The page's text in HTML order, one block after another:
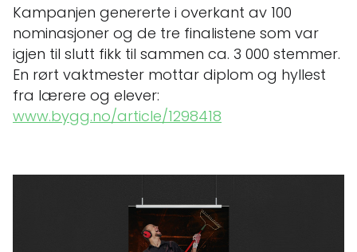
Kampanjen genererte i overkant av 100
nominasjoner og de tre finalistene som var
igjen til slutt fikk til sammen ca. 3 000 stemmer.
En rørt vaktmester mottar diplom og hyllest
fra lærere og elever:
www.bygg.no/article/1298418